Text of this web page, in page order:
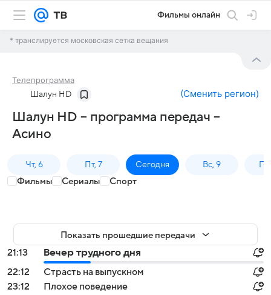
Фильмы онлайн
* транслируется московская сетка вещания
Телепрограмма
Шалун HD (Сменить регион)
Шалун HD – программа передач –
Асино
Чт, 6 Пт, 7 Сегодня Вс, 9
Фильмы Сериалы Спорт
Показать прошедшие передачи
21:13
Вечер трудного дня
22:12
Страсть на выпускном
23:12
Плохое поведение